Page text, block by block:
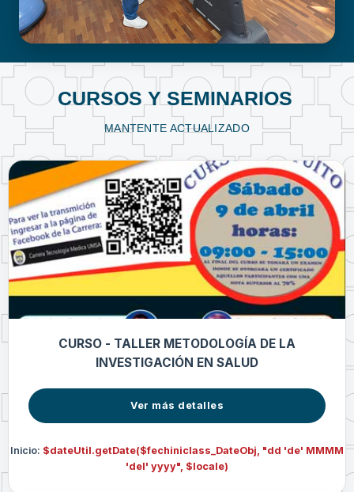
FISIOTERAPIA Y KINESIOLOGÍA
CURSOS Y SEMINARIOS
MANTENTE ACTUALIZADO
CURSO - TALLER METODOLOGÍA DE LA
INVESTIGACIÓN EN SALUD
Ver más detalles
Inicio: $dateUtil.getDate($fechiniclass_DateObj, "dd 'de' MMMM
'del' yyyy", $locale)